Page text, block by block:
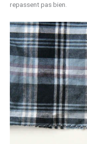
repassent pas bien.